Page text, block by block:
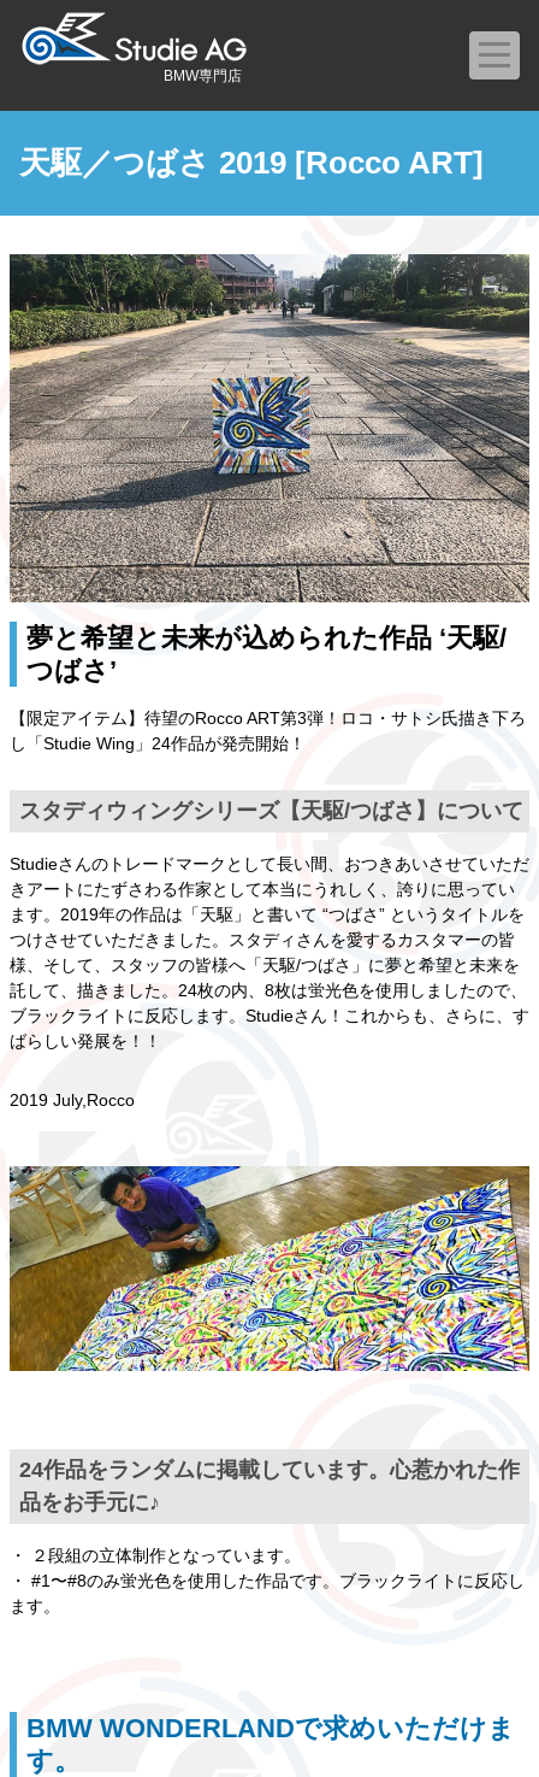
BMW専門店
天駆／つばさ 2019 [Rocco ART]
夢と希望と未来が込められた作品 ‘天駆/
つばさ’
【限定アイテム】待望のRocco ART第3弾！ロコ・サトシ氏描き下ろ
し「Studie Wing」24作品が発売開始！
スタディウィングシリーズ【天駆/つばさ】について
Studieさんのトレードマークとして長い間、おつきあいさせていただ
きアートにたずさわる作家として本当にうれしく、誇りに思ってい
ます。2019年の作品は「天駆」と書いて “つばさ” というタイトルを
つけさせていただきました。スタディさんを愛するカスタマーの皆
様、そして、スタッフの皆様へ「天駆/つばさ」に夢と希望と未来を
託して、描きました。24枚の内、8枚は蛍光色を使用しましたので、
ブラックライトに反応します。Studieさん！これからも、さらに、す
ばらしい発展を！！
2019 July,Rocco
24作品をランダムに掲載しています。心惹かれた作
品をお手元に♪
・ ２段組の立体制作となっています。
・ #1〜#8のみ蛍光色を使用した作品です。ブラックライトに反応し
ます。
BMW WONDERLANDで求めいただけま
す。